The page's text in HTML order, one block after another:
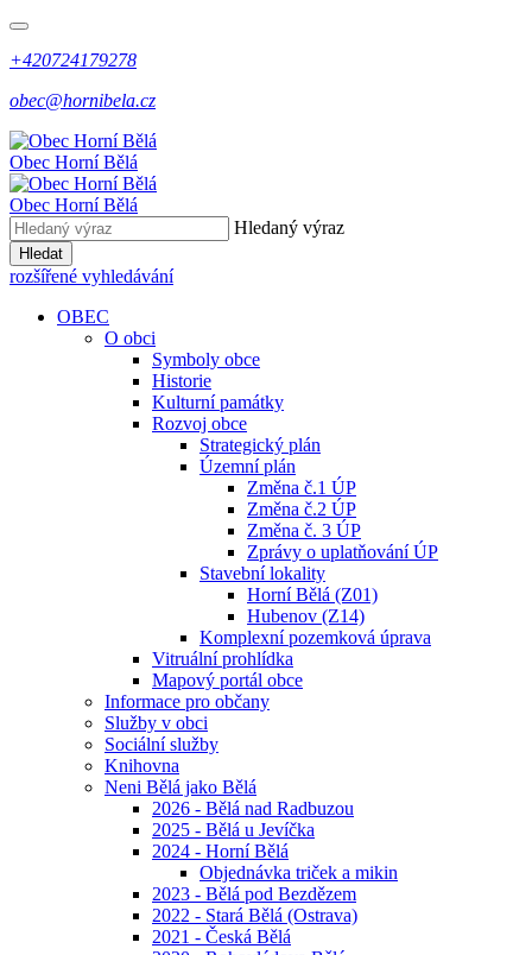
+420724179278
obec@hornibela.cz
Obec HorníBělá
Obec HorníBělá
Hledaný výraz
Hledat
rozšířené vyhledávání
OBEC
O obci
Symboly obce
Historie
Kulturní památky
Rozvoj obce
Strategický plán
Územní plán
Změna č.1 ÚP
Změna č.2 ÚP
Změna č. 3 ÚP
Zprávy o uplatňování ÚP
Stavební lokality
Horní Bělá (Z01)
Hubenov (Z14)
Komplexní pozemková úprava
Vitruální prohlídka
Mapový portál obce
Informace pro občany
Služby v obci
Sociální služby
Knihovna
Neni Bělá jako Bělá
2026 - Bělá nad Radbuzou
2025 - Bělá u Jevíčka
2024 - Horní Bělá
Objednávka triček a mikin
2023 - Bělá pod Bezdězem
2022 - Stará Bělá (Ostrava)
2021 - Česká Bělá